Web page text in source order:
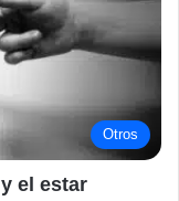
Otros
el estar